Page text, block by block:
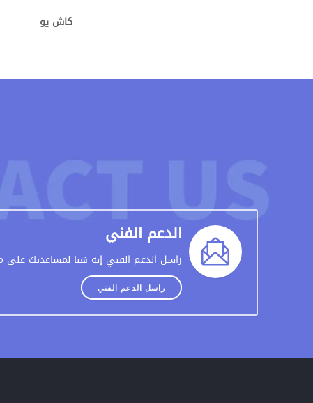
كاش يو
الدعم الفني
راسل الدعم الفني إنه هنا لمساعدتك على
راسل الدعم الفني